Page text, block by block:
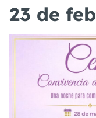
23 de